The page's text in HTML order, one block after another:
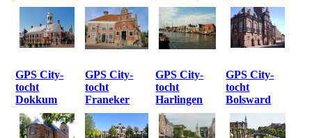
GPS City-
tocht
Dokkum
GPS City-
tocht
Franeker
GPS City-
tocht
Harlingen
GPS City-
tocht
Bolsward